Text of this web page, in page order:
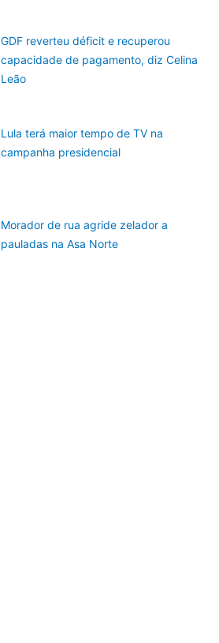
GDF reverteu déficit e recuperou
capacidade de pagamento, diz Celina
Leão
Lula terá maior tempo de TV na
campanha presidencial
Morador de rua agride zelador a
pauladas na Asa Norte